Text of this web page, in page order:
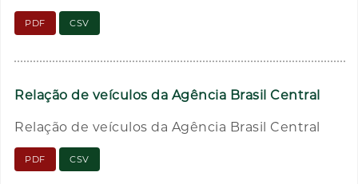
PDF CSV
Relação de veículos da Agência Brasil Central
Relação de veículos da Agência Brasil Central
PDF CSV